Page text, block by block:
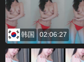
韩国 02:06:27